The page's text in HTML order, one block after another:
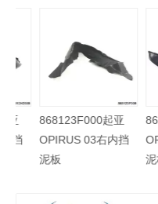
86812H2500起亚
NEW K2 17右前挡